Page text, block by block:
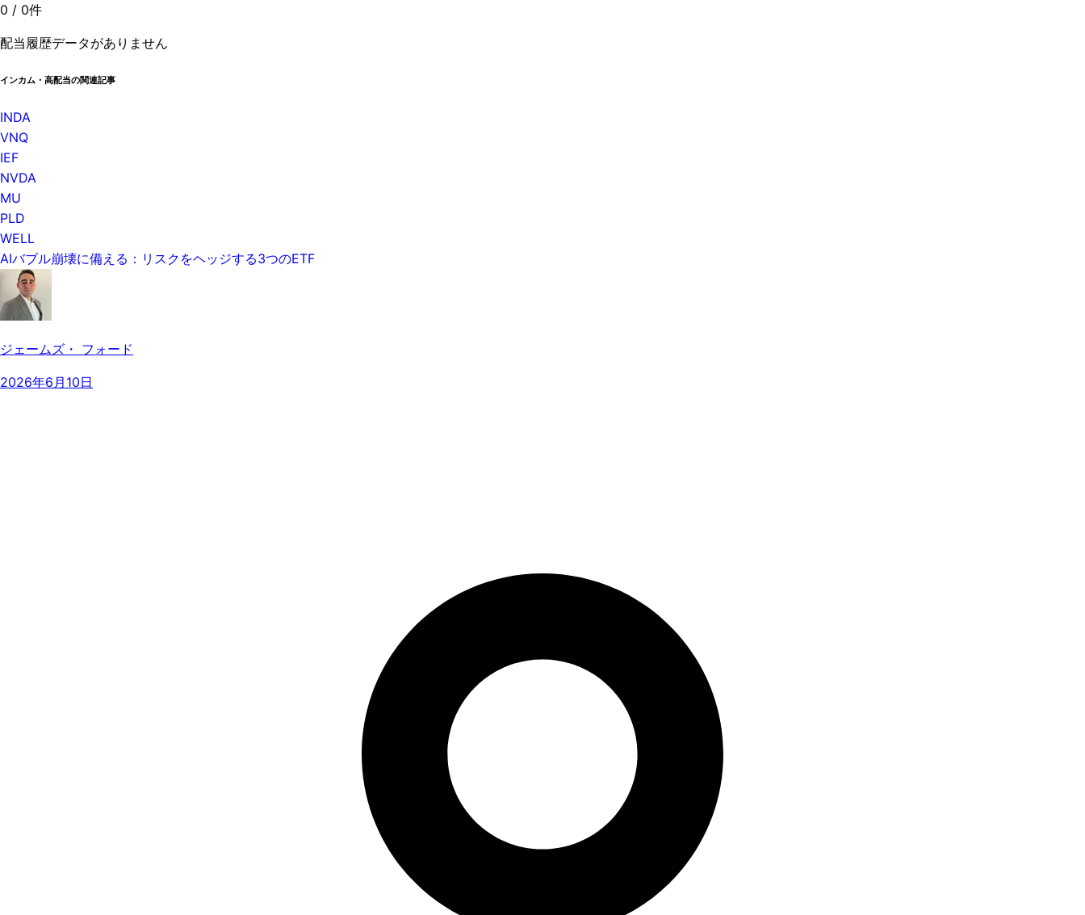
0 / 0件
配当履歴データがありません
インカム・高配当の関連記事
INDA
VNQ
IEF
NVDA
MU
PLD
WELL
AIバブル崩壊に備える：リスクをヘッジする3つのETF
ジェームズ・ フォード
2026年6月10日